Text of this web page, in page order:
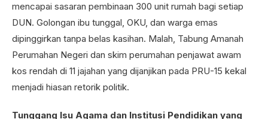
mencapai sasaran pembinaan 300 unit rumah bagi setiap
DUN. Golongan ibu tunggal, OKU, dan warga emas
dipinggirkan tanpa belas kasihan. Malah, Tabung Amanah
Perumahan Negeri dan skim perumahan penjawat awam
kos rendah di 11 jajahan yang dijanjikan pada PRU-15 kekal
menjadi hiasan retorik politik.
Tunggang Isu Agama dan Institusi Pendidikan yang